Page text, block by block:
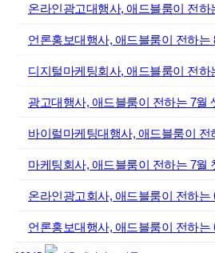
온라인광고대행사, 애드블룸이 전하
언론홍보대행사, 애드블룸이 전하는
디지털마케팅회사, 애드블룸이 전하
광고대행사, 애드블룸이 전하는 7월
바이럴마케팅대행사, 애드블룸이 전
마케팅회사, 애드블룸이 전하는 7월
온라인광고회사, 애드블룸이 전하는
언론홍보대행사, 애드블룸이 전하는